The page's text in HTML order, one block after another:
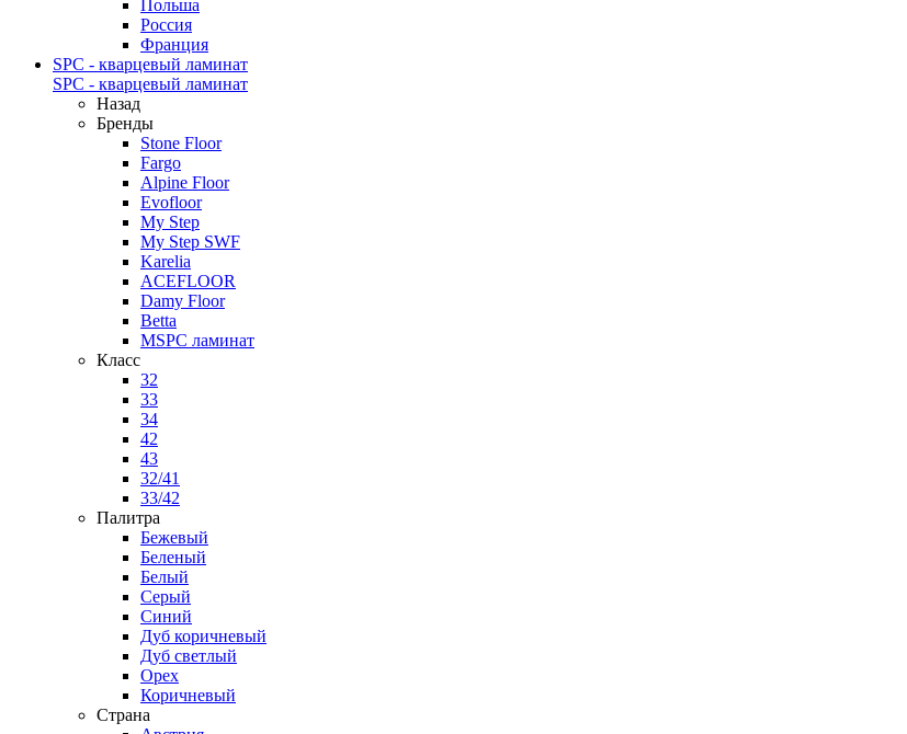
Польша
Россия
Франция
SPC - кварцевый ламинат
SPC - кварцевый ламинат
Назад
Бренды
Stone Floor
Fargo
Alpine Floor
Evofloor
My Step
My Step SWF
Karelia
ACEFLOOR
Damy Floor
Betta
MSPC ламинат
Класс
32
33
34
42
43
32/41
33/42
Палитра
Бежевый
Беленый
Белый
Серый
Синий
Дуб коричневый
Дуб светлый
Орех
Коричневый
Страна